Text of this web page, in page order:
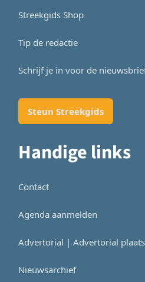
Streekgids Shop
Tip de redactie
Schrijf je in voor de
Steun Streekgids
Handige links
Contact
Agenda aanmelden
Advertorial | Advertorial
Nieuwsarchief